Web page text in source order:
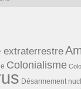
extraterrestre
Colonialisme
Désarmement